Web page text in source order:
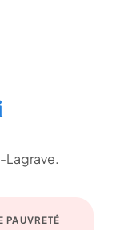
Lagrave.
PAUVRETÉ